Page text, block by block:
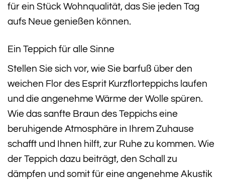
für ein Stück Wohnqualität, das Sie jeden Tag
aufs Neue genießen können.
Ein Teppich für alle Sinne
Stellen Sie sich vor, wie Sie barfuß über den
weichen Flor des Esprit Kurzflorteppichs laufen
und die angenehme Wärme der Wolle spüren.
Wie das sanfte Braun des Teppichs eine
beruhigende Atmosphäre in Ihrem Zuhause
schafft und Ihnen hilft, zur Ruhe zu kommen. Wie
der Teppich dazu beiträgt, den Schall zu
dämpfen und somit für eine angenehme Akustik